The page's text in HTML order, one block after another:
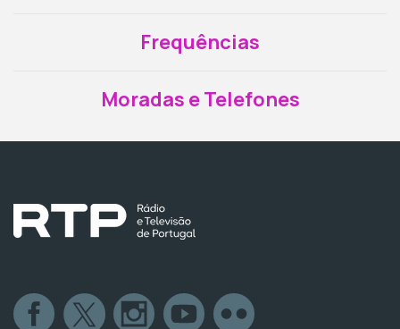
Frequências
Moradas e Telefones